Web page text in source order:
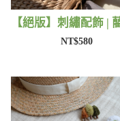
NT$580